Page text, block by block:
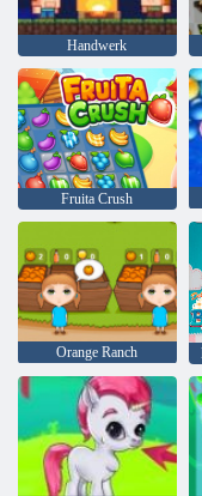
Handwerk
Fruita Crush
Orange Ranch